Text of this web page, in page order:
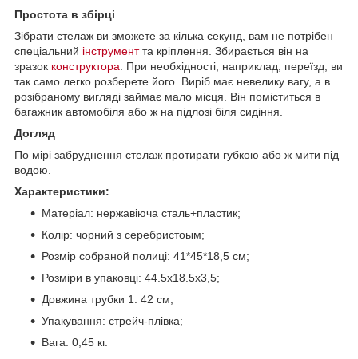
Простота в збірці
Зібрати стелаж ви зможете за кілька секунд, вам не потрібен
спеціальний інструментта кріплення. Збирається він на
зразок конструктора . При необхідності, наприклад, переїзд, ви
так само легко розберете його. Виріб має невелику вагу, а в
розібраному вигляді займає мало місця. Він поміститься в
багажник автомобіля або ж на підлозі біля сидіння.
Догляд
По мірі забруднення стелаж протирати губкою або ж мити під
водою.
Характеристики:
Матеріал: нержавіюча сталь+пластик;
Колір: чорний з серебристоым;
Розмір собраной полиці: 41*45*18,5 см;
Розміри в упаковці: 44.5х18.5х3,5;
Довжина трубки 1: 42 см;
Упакування: стрейч-плівка;
Вага: 0,45 кг.